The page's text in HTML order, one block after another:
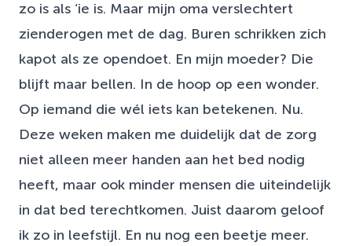
zo is als ‘ie is. Maar mijn oma verslechtert
zienderogen met de dag. Buren schrikken zich
kapot als ze opendoet. En mijn moeder? Die
blijft maar bellen. In de hoop op een wonder.
Op iemand die wél iets kan betekenen. Nu.
Deze weken maken me duidelijk dat de zorg
niet alleen meer handen aan het bed nodig
heeft, maar ook minder mensen die uiteindelijk
in dat bed terechtkomen. Juist daarom geloof
ik zo in leefstijl. En nu nog een beetje meer.